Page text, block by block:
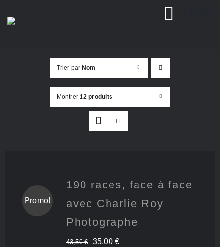
Trier par Nom
Montrer12 produits
Promo!
190 races, face à face
avec Charlie Roy
Photographe
43,50€ Le
35,00€Le